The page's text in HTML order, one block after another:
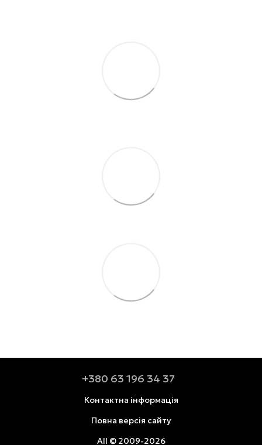
+380 63 196 34 37
Контактна інформація
Повна версія сайту
All © 2009-2026